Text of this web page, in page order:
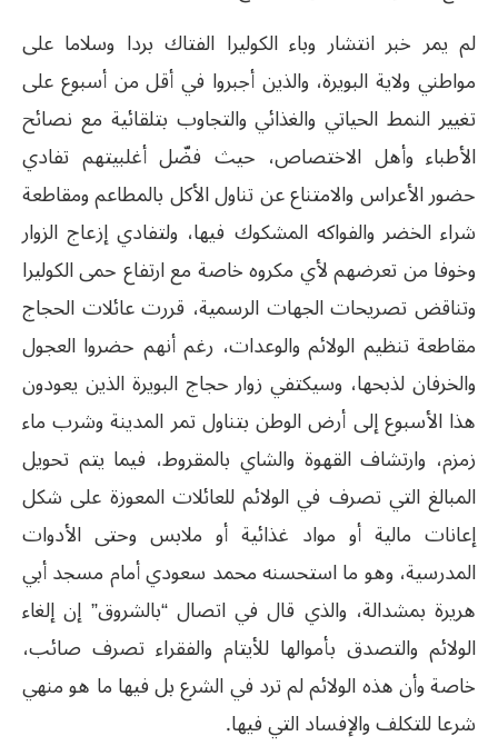
لم يمر خبر انتشار وباء الكوليرا الفتاك بردا وسلاما على
مواطني ولاية البويرة، والذين أجبروا في أقل من أسبوع على
تغيير النمط الحياتي والغذائي والتجاوب بتلقائية مع نصائح
الأطباء وأهل الاختصاص، حيث فضّل أغلبيتهم تفادي
حضور الأعراس والامتناع عن تناول الأكل بالمطاعم ومقاطعة
شراء الخضر والفواكه المشكوك فيها، ولتفادي إزعاج الزوار
وخوفا من تعرضهم لأي مكروه خاصة مع ارتفاع حمى الكوليرا
وتناقض تصريحات الجهات الرسمية، قررت عائلات الحجاج
مقاطعة تنظيم الولائم والوعدات، رغم أنهم حضروا العجول
والخرفان لذبحها، وسيكتفي زوار حجاج البويرة الذين يعودون
هذا الأسبوع إلى أرض الوطن بتناول تمر المدينة وشرب ماء
زمزم، وارتشاف القهوة والشاي بالمقروط، فيما يتم تحويل
المبالغ التي تصرف في الولائم للعائلات المعوزة على شكل
إعانات مالية أو مواد غذائية أو ملابس وحتى الأدوات
المدرسية، وهو ما استحسنه محمد سعودي أمام مسجد أبي
هريرة بمشدالة، والذي قال في اتصال “بالشروق” إن إلغاء
الولائم والتصدق بأموالها للأيتام والفقراء تصرف صائب،
خاصة وأن هذه الولائم لم ترد في الشرع بل فيها ما هو منهي
شرعا للتكلف والإفساد التي فيها.